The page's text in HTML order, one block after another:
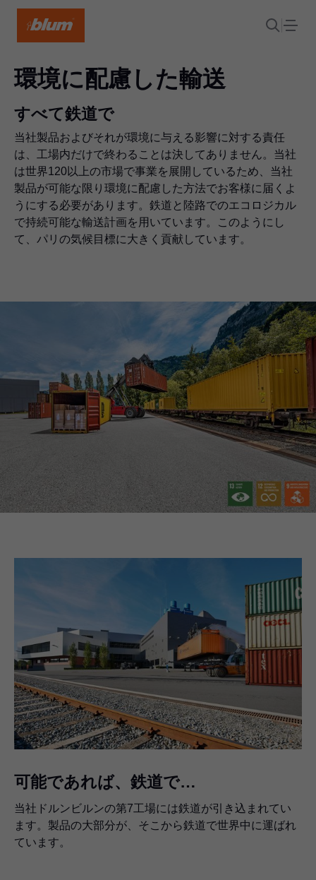
環境に配慮した輸送
すべて鉄道で
当社製品およびそれが環境に与える影響に対する責任
は、工場内だけで終わることは決してありません。当社
は世界120以上の市場で事業を展開しているため、当社
製品が可能な限り環境に配慮した方法でお客様に届くよ
うにする必要があります。鉄道と陸路でのエコロジカル
で持続可能な輸送計画を用いています。このようにし
て、パリの気候目標に大きく貢献しています。
可能であれば、鉄道で…
当社ドルンビルンの第7工場には鉄道が引き込まれてい
ます。製品の大部分が、そこから鉄道で世界中に運ばれ
ています。